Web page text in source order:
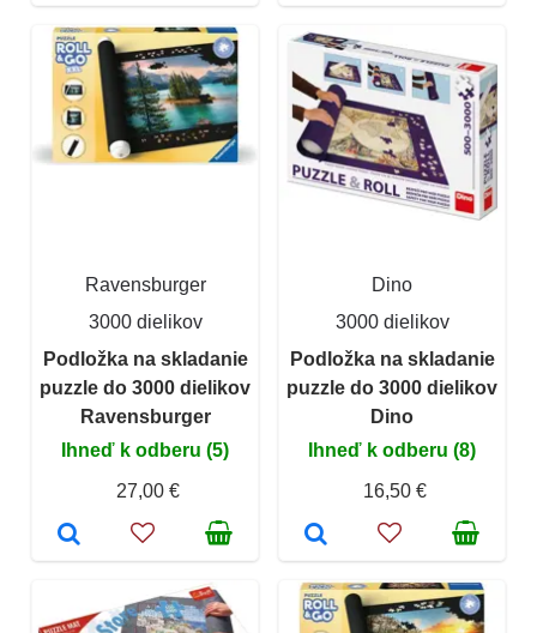
Ravensburger
3000 dielikov
Podložka na skladanie
puzzle do 3000 dielikov
Ravensburger
Ihneď k odberu (5)
27,00 €
Dino
3000 dielikov
Podložka na skladanie
puzzle do 3000 dielikov
Dino
Ihneď k odberu (8)
16,50 €